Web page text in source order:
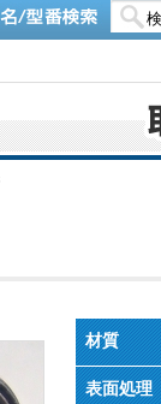
材質
表面処理